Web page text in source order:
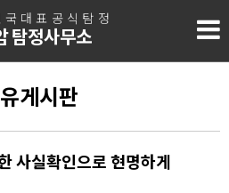
국대표공식탐정
탐정사무소
게시판
사실확인으로 현명하게